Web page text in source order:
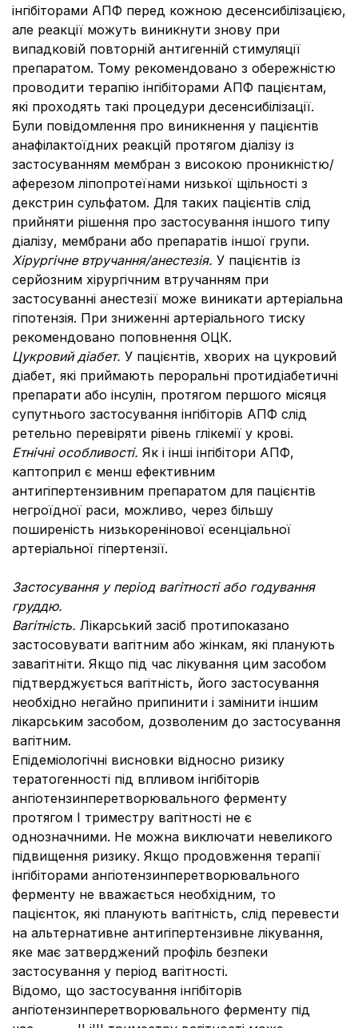
інгібіторами АПФ перед кожною десенсибілізацією,
але реакції можуть виникнути знову при
випадковій повторній антигенній стимуляції
препаратом. Тому рекомендовано з обережністю
проводити терапію інгібіторами АПФ пацієнтам,
які проходять такі процедури десенсибілізації.
Були повідомлення про виникнення у пацієнтів
анафілактоїдних реакцій протягом діалізу із
застосуванням мембран з високою проникністю/
аферезом ліпопротеїнами низької щільності з
декстрин сульфатом. Для таких пацієнтів слід
прийняти рішення про застосування іншого типу
діалізу, мембрани або препаратів іншої групи.
Хірургічне втручання/анестезія. У пацієнтів із
серйозним хірургічним втручанням при
застосуванні анестезії може виникати артеріальна
гіпотензія. При зниженні артеріального тиску
рекомендовано поповнення ОЦК.
Цукровий діабет. У пацієнтів, хворих на цукровий
діабет, які приймають пероральні протидіабетичні
препарати або інсулін, протягом першого місяця
супутнього застосування інгібіторів АПФ слід
ретельно перевіряти рівень глікемії у крові.
Етнічні особливості. Як і інші інгібітори АПФ,
каптоприл є менш ефективним
антигіпертензивним препаратом для пацієнтів
негроїдної раси, можливо, через більшу
поширеність низькоренінової есенціальної
артеріальної гіпертензії.
Застосування у період вагітності або годування
груддю.
Вагітність. Лікарський засіб протипоказано
застосовувати вагітним або жінкам, які планують
завагітніти. Якщо під час лікування цим засобом
підтверджується вагітність, його застосування
необхідно негайно припинити і замінити іншим
лікарським засобом, дозволеним до застосування
вагітним.
Епідеміологічні висновки відносно ризику
тератогенності під впливом інгібіторів
ангіотензинперетворювального ферменту
протягом І триместру вагітності не є
однозначними. Не можна виключати невеликого
підвищення ризику. Якщо продовження терапії
інгібіторами ангіотензинперетворювального
ферменту не вважається необхідним, то
пацієнток, які планують вагітність, слід перевести
на альтернативне антигіпертензивне лікування,
яке має затверджений профіль безпеки
застосування у період вагітності.
Відомо, що застосування інгібіторів
ангіотензинперетворювального ферменту під